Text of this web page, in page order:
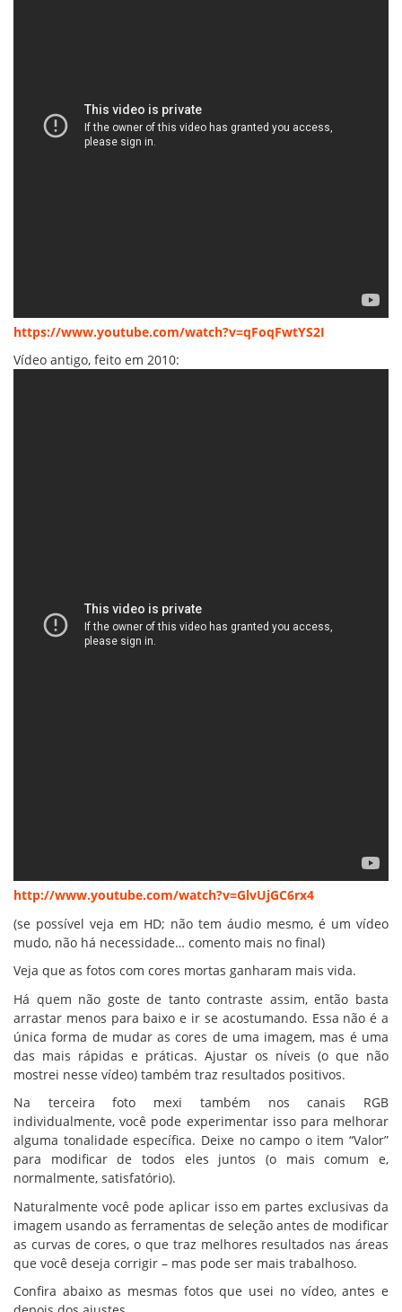
https://www.youtube.com/watch?v=qFoqFwtYS2I
Vídeo antigo, feito em 2010:
http://www.youtube.com/watch?v=GlvUjGC6rx4
(se possível veja em HD; não tem áudio mesmo, é um vídeo
mudo, não há necessidade… comento mais no final)
Veja que as fotos com cores mortas ganharam mais vida.
Há quem não goste de tanto contraste assim, então basta
arrastar menos para baixo e ir se acostumando. Essa não é a
única forma de mudar as cores de uma imagem, mas é uma
das mais rápidas e práticas. Ajustar os níveis (o que não
mostrei nesse vídeo) também traz resultados positivos.
Na terceira foto mexi também nos canais RGB
individualmente, você pode experimentar isso para melhorar
alguma tonalidade específica. Deixe no campo o item “Valor”
para modificar de todos eles juntos (o mais comum e,
normalmente, satisfatório).
Naturalmente você pode aplicar isso em partes exclusivas da
imagem usando as ferramentas de seleção antes de modificar
as curvas de cores, o que traz melhores resultados nas áreas
que você deseja corrigir – mas pode ser mais trabalhoso.
Confira abaixo as mesmas fotos que usei no vídeo, antes e